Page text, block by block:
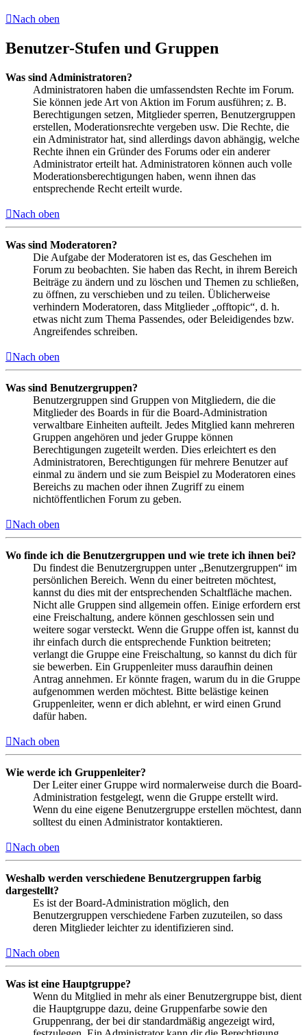
Nach oben
Benutzer-Stufen und Gruppen
Was sind Administratoren?
Administratoren haben die umfassendsten Rechte im Forum.
Sie können jede Art von Aktion im Forum ausführen; z. B.
Berechtigungen setzen, Mitglieder sperren, Benutzergruppen
erstellen, Moderationsrechte vergeben usw. Die Rechte, die
ein Administrator hat, sind allerdings davon abhängig, welche
Rechte ihnen ein Gründer des Forums oder ein anderer
Administrator erteilt hat. Administratoren können auch volle
Moderationsberechtigungen haben, wenn ihnen das
entsprechende Recht erteilt wurde.
Nach oben
Was sind Moderatoren?
Die Aufgabe der Moderatoren ist es, das Geschehen im
Forum zu beobachten. Sie haben das Recht, in ihrem Bereich
Beiträge zu ändern und zu löschen und Themen zu schließen,
zu öffnen, zu verschieben und zu teilen. Üblicherweise
verhindern Moderatoren, dass Mitglieder „offtopic“, d. h.
etwas nicht zum Thema Passendes, oder Beleidigendes bzw.
Angreifendes schreiben.
Nach oben
Was sind Benutzergruppen?
Benutzergruppen sind Gruppen von Mitgliedern, die die
Mitglieder des Boards in für die Board-Administration
verwaltbare Einheiten aufteilt. Jedes Mitglied kann mehreren
Gruppen angehören und jeder Gruppe können
Berechtigungen zugeteilt werden. Dies erleichtert es den
Administratoren, Berechtigungen für mehrere Benutzer auf
einmal zu ändern und sie zum Beispiel zu Moderatoren eines
Bereichs zu machen oder ihnen Zugriff zu einem
nichtöffentlichen Forum zu geben.
Nach oben
Wo finde ich die Benutzergruppen und wie trete ich ihnen bei?
Du findest die Benutzergruppen unter „Benutzergruppen“ im
persönlichen Bereich. Wenn du einer beitreten möchtest,
kannst du dies mit der entsprechenden Schaltfläche machen.
Nicht alle Gruppen sind allgemein offen. Einige erfordern erst
eine Freischaltung, andere können geschlossen sein und
weitere sogar versteckt. Wenn die Gruppe offen ist, kannst du
ihr einfach durch die entsprechende Funktion beitreten;
verlangt die Gruppe eine Freischaltung, so kannst du dich für
sie bewerben. Ein Gruppenleiter muss daraufhin deinen
Antrag annehmen. Er könnte fragen, warum du in die Gruppe
aufgenommen werden möchtest. Bitte belästige keinen
Gruppenleiter, wenn er dich ablehnt, er wird einen Grund
dafür haben.
Nach oben
Wie werde ich Gruppenleiter?
Der Leiter einer Gruppe wird normalerweise durch die Board-
Administration festgelegt, wenn die Gruppe erstellt wird.
Wenn du eine eigene Benutzergruppe erstellen möchtest, dann
solltest du einen Administrator kontaktieren.
Nach oben
Weshalb werden verschiedene Benutzergruppen farbig
dargestellt?
Es ist der Board-Administration möglich, den
Benutzergruppen verschiedene Farben zuzuteilen, so dass
deren Mitglieder leichter zu identifizieren sind.
Nach oben
Was ist eine Hauptgruppe?
Wenn du Mitglied in mehr als einer Benutzergruppe bist, dient
die Hauptgruppe dazu, deine Gruppenfarbe sowie den
Gruppenrang, der bei dir standardmäßig angezeigt wird,